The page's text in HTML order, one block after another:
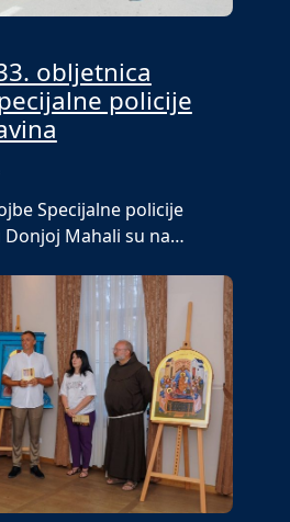
obljetnica
policije
Specijalne policije
Donjoj Mahali su na…